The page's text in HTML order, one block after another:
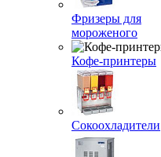
Фризеры для
мороженого
Кофе-принтеры
Сокоохладители